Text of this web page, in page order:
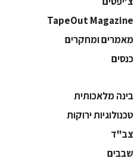
TapeOut Magazine
מאמרים ומחקרים
כנסים
בינה מלאכותית
‫טכנולוגיות ירוקות‬
‫צב"ד‬
‫שבבים‬